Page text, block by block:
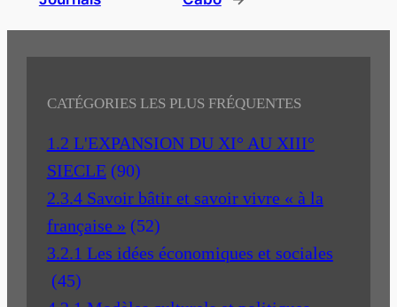
CATÉGORIES LES PLUS FRÉQUENTES
1.2 L'EXPANSION DU XI° AU XIII°
SIECLE (90)
2.3.4 Savoir bâtir et savoir vivre « à la
française » (52)
3.2.1 Les idées économiques et sociales
(45)